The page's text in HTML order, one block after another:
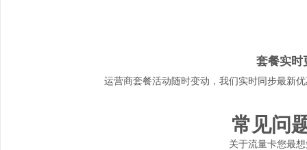
套餐实时
运营商套餐活动随时变动，我们实时同步最新
常见问
关于流量卡您最